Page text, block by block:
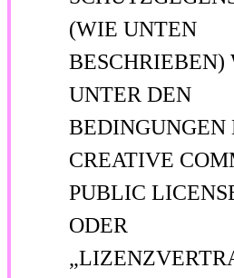
(WIE UNTEN
BESCHRIEBEN)
UNTER DEN
BEDINGUNGEN
CREATIVE
PUBLIC
ODER